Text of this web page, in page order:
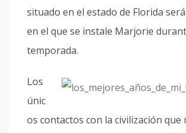
situado en el estado de Florida
en el que se instale Marjorie
temporada.
Los
únic
os contactos con la civilización que